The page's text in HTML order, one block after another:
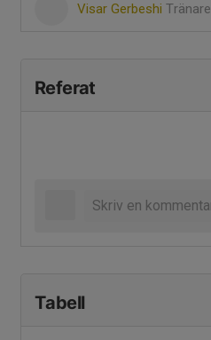
Visar Gerbeshi Tränare
Referat
Tabell